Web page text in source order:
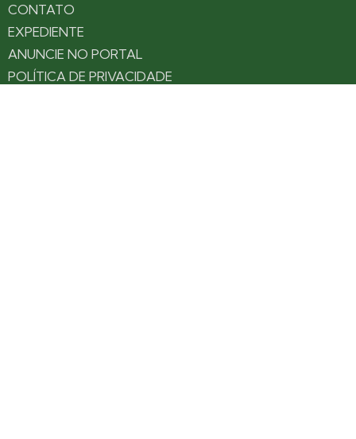
CONTATO
EXPEDIENTE
ANUNCIE NO PORTAL
POLÍTICA DE PRIVACIDADE